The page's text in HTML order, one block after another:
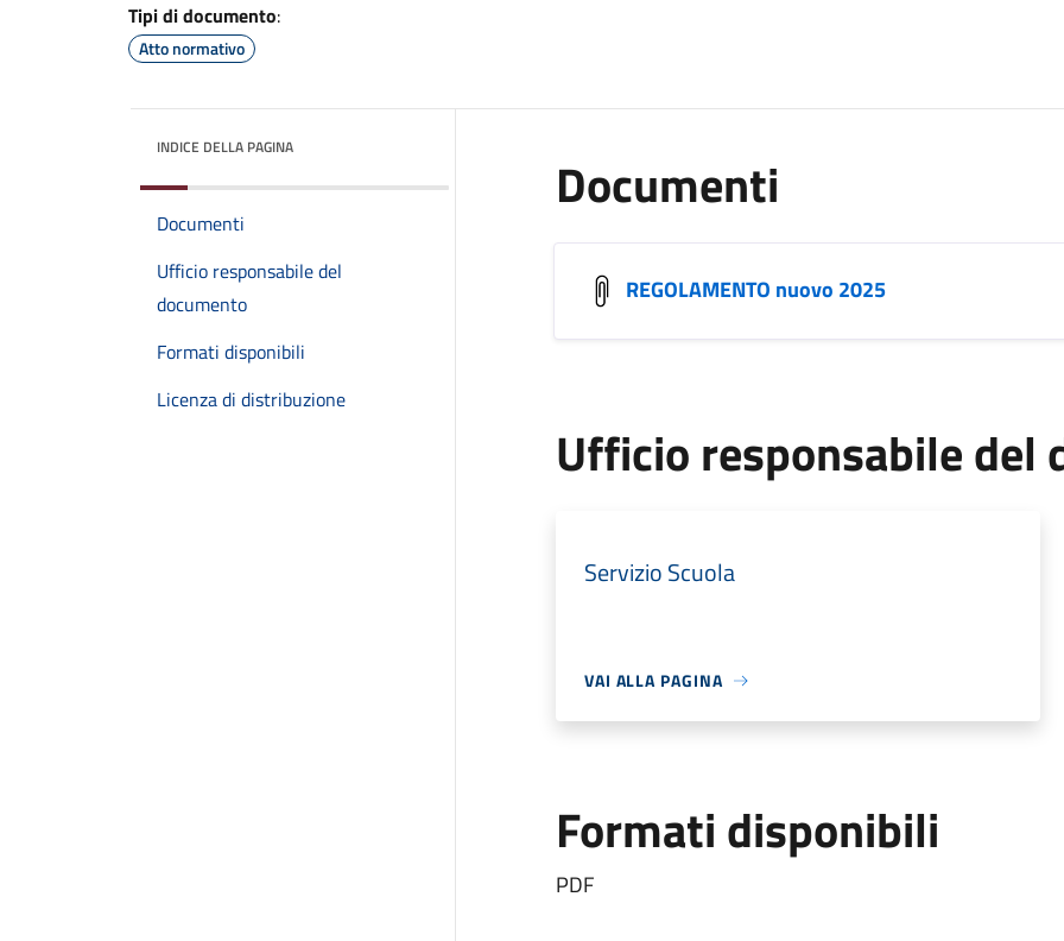
Tipi di documento:
Atto normativo
INDICE DELLA PAGINA
Documenti
Ufficio responsabile del
documento
Formati disponibili
Licenza di distribuzione
Documenti
REGOLAMENTO nuovo 2025
Ufficio responsabile del
Servizio Scuola
VAI ALLA PAGINA
Formati disponibili
PDF